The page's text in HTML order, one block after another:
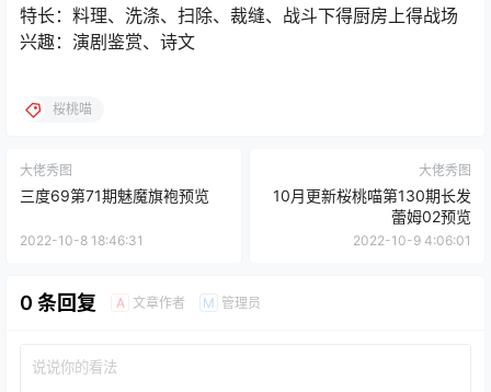
特长：料理、洗涤、扫除、裁缝、战斗下得厨房上得战场
兴趣：演剧鉴赏、诗文
桜桃喵
大佬秀图
三度69第71期魅魔旗袍预览
2022-10-8 18:46:31
大佬秀图
10月更新桜桃喵第130期长发
蕾姆02预览
2022-10-9 4:06:01
0 条回复 A 文章作者 M 管理员